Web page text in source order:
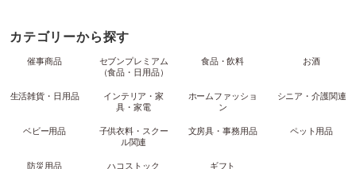
カテゴリーから探す
催事商品
セブンプレミアム
（食品・日用品）
食品・飲料 お酒
生活雑貨・日用品
インテリア・家
具・家電
ホームファッショ
ン
シニア・介護関連
ベビー用品
子供衣料・スクー
ル関連
文房具・事務用品 ペット用品
防災用品 ハコストック ギフト